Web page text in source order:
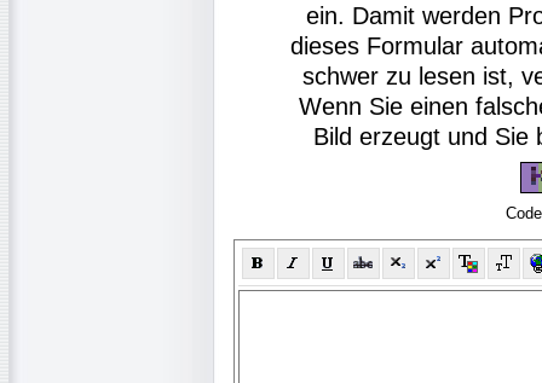
ein. Damit werden
dieses Formular
schwer zu lesen ist,
Wenn Sie einen
Bild erzeugt und Sie